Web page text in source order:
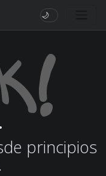
🌙
principios